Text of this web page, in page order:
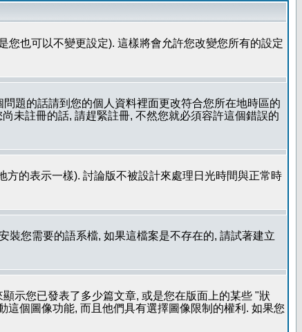
您也可以不變更設定). 這樣將會允許您改變您所有的設定
題的話請到您的個人資料裡面更改符合您所在地時區的
未註冊的話, 請趕緊註冊, 不然您就必須容許這個錯誤的
的表示一樣). 討論版不被設計來處理日光時間與正常時
裝您需要的語系檔, 如果這檔案是不存在的, 請試著建立
示您已發表了多少篇文章, 或是您在版面上的某些 "狀
個圖像功能, 而且他們具有選擇圖像限制的權利. 如果您